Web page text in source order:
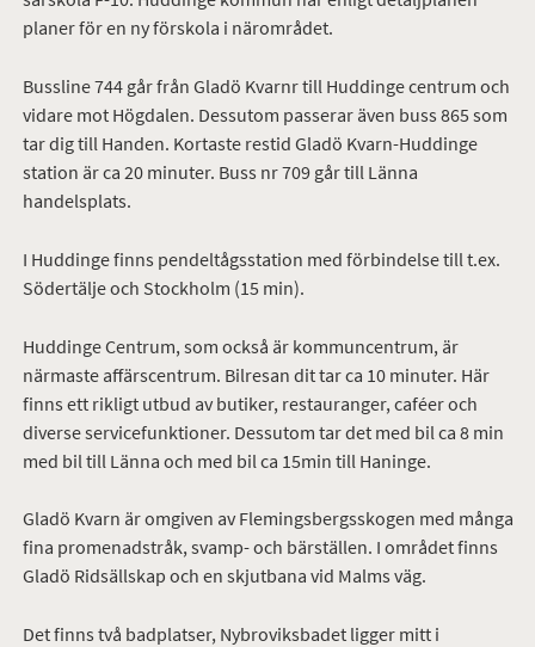
planer för en ny förskola i närområdet.
Bussline 744 går från Gladö Kvarnr till Huddinge centrum och
vidare mot Högdalen. Dessutom passerar även buss 865 som
tar dig till Handen. Kortaste restid Gladö Kvarn-Huddinge
station är ca 20 minuter. Buss nr 709 går till Länna
handelsplats.
I Huddinge finns pendeltågsstation med förbindelse till t.ex.
Södertälje och Stockholm (15 min).
Huddinge Centrum, som också är kommuncentrum, är
närmaste affärscentrum. Bilresan dit tar ca 10 minuter. Här
finns ett rikligt utbud av butiker, restauranger, caféer och
diverse servicefunktioner. Dessutom tar det med bil ca 8 min
med bil till Länna och med bil ca 15min till Haninge.
Gladö Kvarn är omgiven av Flemingsbergsskogen med många
fina promenadstråk, svamp- och bärställen. I området finns
Gladö Ridsällskap och en skjutbana vid Malms väg.
Det finns två badplatser, Nybroviksbadet ligger mitt i